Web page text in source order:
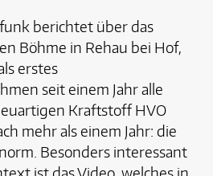
berichtet über das
Böhme in Rehau bei Hof,
erstes
seit einem Jahr alle
Kraftstoff HVO
mehr als einem Jahr: die
Besonders interessant